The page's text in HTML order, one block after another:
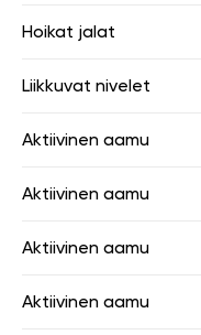
Hoikat jalat
Liikkuvat nivelet
Aktiivinen aamu
Aktiivinen aamu
Aktiivinen aamu
Aktiivinen aamu